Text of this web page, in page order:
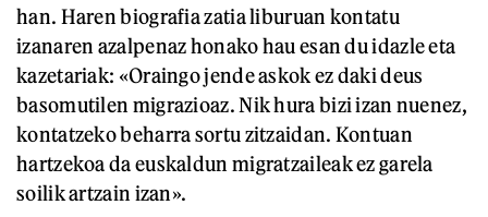
han. Haren biografia zatia liburuan kontatu
izanaren azalpenaz honako hau esan du idazle eta
kazetariak: «Oraingo jende askok ez daki deus
basomutilen migrazioaz. Nik hura bizi izan nuenez,
kontatzeko beharra sortu zitzaidan. Kontuan
hartzekoa da euskaldun migratzaileak ez garela
soilik artzain izan».